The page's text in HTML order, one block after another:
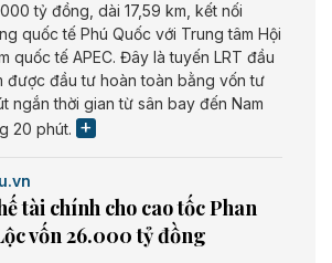
tỷ đồng, dài 17,59 km, kết nối
quốc tế Phú Quốc với Trung tâm Hội
quốc tế APEC. Đây là tuyến LRT đầu
được đầu tư hoàn toàn bằng vốn tư
ngắn thời gian từ sân bay đến Nam
20 phút.
tài chính cho cao tốc Phan
vốn 26.000 tỷ đồng